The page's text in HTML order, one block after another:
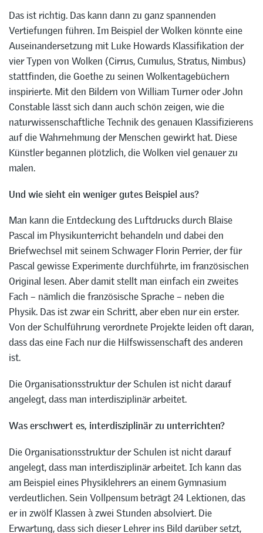
Das ist richtig. Das kann dann zu ganz spannenden
Vertiefungen führen. Im Beispiel der Wolken könnte eine
Auseinandersetzung mit Luke Howards Klassifikation der
vier Typen von Wolken (Cirrus, Cumulus, Stratus, Nimbus)
stattfinden, die Goethe zu seinen Wolkentagebüchern
inspirierte. Mit den Bildern von William Turner oder John
Constable lässt sich dann auch schön zeigen, wie die
naturwissenschaftliche Technik des genauen Klassifizierens
auf die Wahrnehmung der Menschen gewirkt hat. Diese
Künstler begannen plötzlich, die Wolken viel genauer zu
malen.
Und wie sieht ein weniger gutes Beispiel aus?
Man kann die Entdeckung des Luftdrucks durch Blaise
Pascal im Physikunterricht behandeln und dabei den
Briefwechsel mit seinem Schwager Florin Perrier, der für
Pascal gewisse Experimente durchführte, im französischen
Original lesen. Aber damit stellt man einfach ein zweites
Fach – nämlich die französische Sprache – neben die
Physik. Das ist zwar ein Schritt, aber eben nur ein erster.
Von der Schulführung verordnete Projekte leiden oft daran,
dass das eine Fach nur die Hilfswissenschaft des anderen
ist.
Die Organisationsstruktur der Schulen ist nicht darauf
angelegt, dass man interdisziplinär arbeitet.
Was erschwert es, interdisziplinär zu unterrichten?
Die Organisationsstruktur der Schulen ist nicht darauf
angelegt, dass man interdisziplinär arbeitet. Ich kann das
am Beispiel eines Physiklehrers an einem Gymnasium
verdeutlichen. Sein Vollpensum beträgt 24 Lektionen, das
er in zwölf Klassen à zwei Stunden absolviert. Die
Erwartung, dass sich dieser Lehrer ins Bild darüber setzt,